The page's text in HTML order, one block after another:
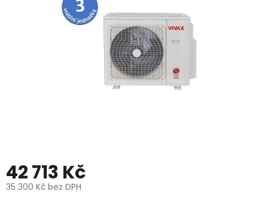
42 713 Kč
35 300 Kč bez DPH